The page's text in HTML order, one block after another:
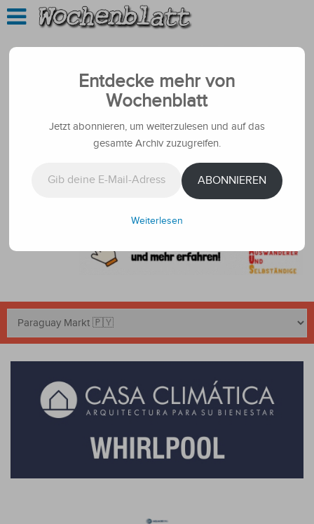
Entdecke mehr von
Wochenblatt
Jetzt abonnieren, um weiterzulesen und auf das
gesamte Archiv zuzugreifen.
ABONNIEREN
Weiterlesen